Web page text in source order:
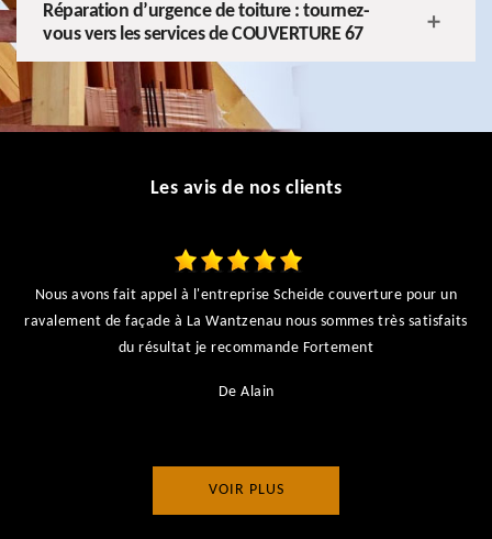
Réparation d’urgence de toiture : tournez-
vous vers les services de COUVERTURE 67
Les avis de nos clients
Nous avons fait appel à l'entreprise Scheide couverture pour un
ravalement de façade à La Wantzenau nous sommes très satisfaits
du résultat je recommande Fortement
De Alain
VOIR PLUS